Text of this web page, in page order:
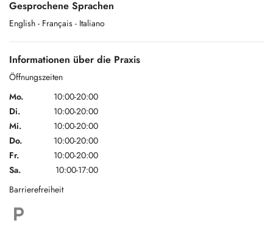
Gesprochene Sprachen
English - Français - Italiano
Informationen über die Praxis
Öffnungszeiten
Mo.
10:00-20:00
Di.
10:00-20:00
Mi.
10:00-20:00
Do.
10:00-20:00
Fr.
10:00-20:00
Sa.
10:00-17:00
Barrierefreiheit